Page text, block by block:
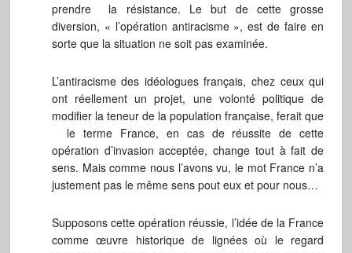
prendre la résistance. Le but de cette grosse
diversion, « l’opération antiracisme », est de faire en
sorte que la situation ne soit pas examinée.
L’antiracisme des idéologues français, chez ceux qui
ont réellement un projet, une volonté politique de
modifier la teneur de la population française, ferait que
le terme France, en cas de réussite de cette
opération d’invasion acceptée, change tout à fait de
sens. Mais comme nous l’avons vu, le mot France n’a
justement pas le même sens pout eux et pour nous…
Supposons cette opération réussie, l’idée de la France
comme œuvre historique de lignées où le regard